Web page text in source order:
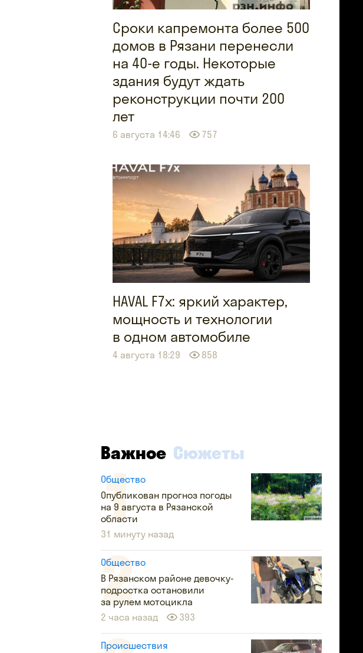
Сроки капремонта более 500
домов в Рязани перенесли
на 40-е годы. Некоторые
здания будут ждать
реконструкции почти 200
лет
6 августа 14:46 757
HAVAL F7x: яркий характер,
мощность и технологии
в одном автомобиле
4 августа 18:29 858
Важное Сюжеты
Общество
Опубликован прогноз погоды
на 9 августа в Рязанской
области
31 минуту назад
Общество
В Рязанском районе девочку-
подростка остановили
за рулем мотоцикла
2 часа назад
393
Происшествия